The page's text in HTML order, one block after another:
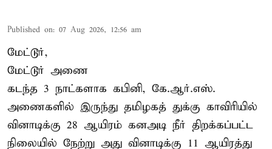
Published on: 07 Aug 2026, 12:56 am
மேட்டூர்,
மேட்டூர் அணை
கடந்த 3 நாட்களாக கபினி, கே.ஆர்.எஸ்.
அணைகளில் இருந்து தமிழகத் துக்கு காவிரியில்
வினாடிக்கு 28 ஆயிரம் கனஅடி நீர் திறக்கப்பட்ட
நிலையில் நேற்று அது வினாடிக்கு 11 ஆயிரத்து